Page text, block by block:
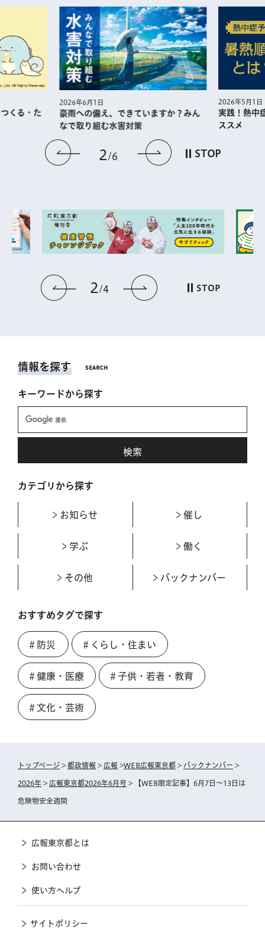
前のスライドを表示
2 6 次のスライドを
STOP
くる・た
2026年6月1日
豪雨への備え、できていますか？みん
なで取り組む水害対策
2026年5月1日
実践！熱中
ススメ
前のスライドを表示
2 4 次のスライドを表
STOP
情報を探す
キーワードから探す
カテゴリから探す
お知らせ 催し
学ぶ 働く
その他 バックナンバー
おすすめタグで探す
＃防災 ＃くらし・住まい
＃健康・医療 ＃子供・若者・教育
＃文化・芸術
トップページ > 都政情報 > 広報 >WEB広報東京都 > バックナンバー >
2026年 > 広報東京都2026年6月号 > 【WEB限定記事】6月7日～13日は
危険物安全週間
広報東京都とは
お問い合わせ
使い方ヘルプ
サイトポリシー